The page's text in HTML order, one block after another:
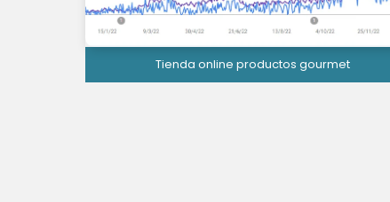
Tienda online productos gourmet